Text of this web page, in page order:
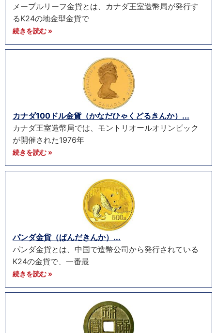
メープルリーフ金貨とは、カナダ王室造幣局が発行す
るK24の地金型金貨で
続きを読む »
カナダ100ドル金貨（かなだひゃくどるきんか）...
カナダ王室造幣局では、モントリオールオリンピック
が開催された1976年
続きを読む »
パンダ金貨（ぱんだきんか）...
パンダ金貨とは、中国で造幣公司から発行されている
K24の金貨で、一番最
続きを読む »